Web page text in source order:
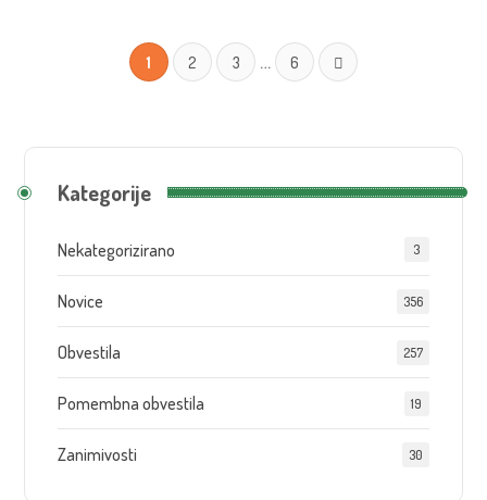
1 2 3 … 6
Kategorije
Nekategorizirano 3
Novice 356
Obvestila 257
Pomembna obvestila 19
Zanimivosti 30